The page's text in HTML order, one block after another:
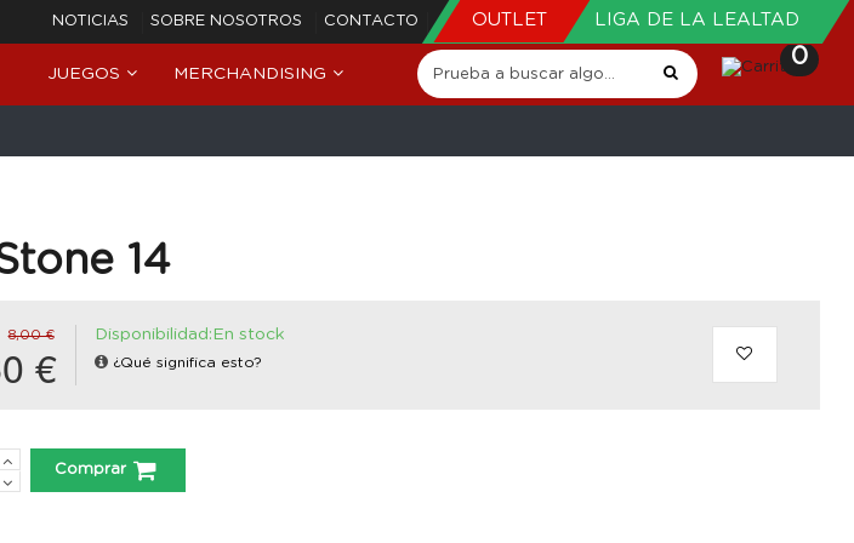
NOTICIAS SOBRE NOSOTROS CONTACTO OUTLET LIGA DE LA LEALTAD
JUEGOS MERCHANDISING
0
14
8,00 €
€
Disponibilidad:En stock
¿Qué significa esto?
Comprar